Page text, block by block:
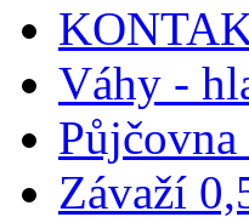
Váhy -
Půjčovna
Závaží